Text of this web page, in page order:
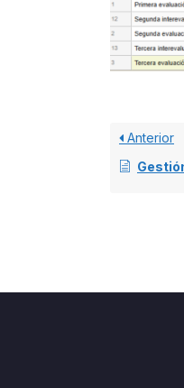
Anterior